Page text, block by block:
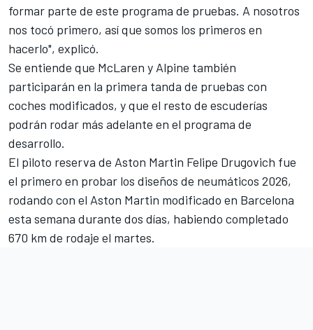
formar parte de este programa de pruebas. A nosotros
nos tocó primero, así que somos los primeros en
hacerlo", explicó.
Se entiende que McLaren y Alpine también
participarán en la primera tanda de pruebas con
coches modificados, y que el resto de escuderías
podrán rodar más adelante en el programa de
desarrollo.
El piloto reserva de Aston Martin Felipe Drugovich fue
el primero en probar los diseños de neumáticos 2026,
rodando con el Aston Martin modificado en Barcelona
esta semana durante dos días, habiendo completado
670 km de rodaje el martes.